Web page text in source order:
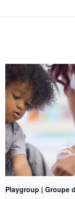
Playgroup | Groupe